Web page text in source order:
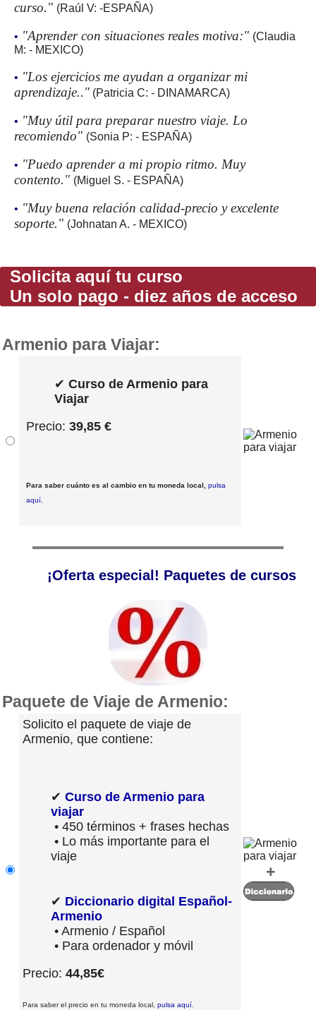
curso." (Raúl V: -ESPAÑA)
• "Aprender con situaciones reales motiva:" (Claudia
M: - MEXICO)
• "Los ejercicios me ayudan a organizar mi
aprendizaje.." (Patricia C: - DINAMARCA)
• "Muy útil para preparar nuestro viaje. Lo
recomiendo" (Sonia P: - ESPAÑA)
• "Puedo aprender a mi propio ritmo. Muy
contento." (Miguel S. - ESPAÑA)
• "Muy buena relación calidad-precio y excelente
soporte." (Johnatan A. - MEXICO)
Solicita aquí tu curso
Un solo pago - diez años de acceso
Armenio para Viajar:
✔ Curso de Armenio para
Viajar
Precio: 39,85 €
Para saber cuánto es al cambio en tu moneda local, pulsa
aquí
¡Oferta especial! Paquetes de cursos
Paquete de Viaje de Armenio:
Solicito el paquete de viaje de
Armenio, que contiene:
✔ Curso de Armenio para
viajar
• 450 términos + frases hechas
• Lo más importante para el
viaje
✔ Diccionario digital Español-
Armenio
• Armenio / Español
• Para ordenador y móvil
Precio: 44,85€
Para saber el precio en tu moneda local, pulsa aquí
+